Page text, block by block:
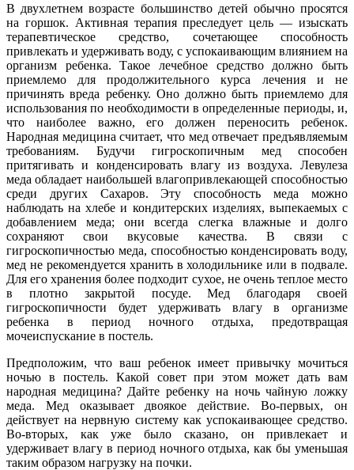
В двухлетнем возрасте большинство детей обычно просятся
на горшок. Активная терапия преследует цель — изыскать
терапевтическое средство, сочетающее способность
привлекать и удерживать воду, с успокаивающим влиянием на
организм ребенка. Такое лечебное средство должно быть
приемлемо для продолжительного курса лечения и не
причинять вреда ребенку. Оно должно быть приемлемо для
использования по необходимости в определенные периоды, и,
что наиболее важно, его должен переносить ребенок.
Hародная медицина считает, что мед отвечает предъявляемым
требованиям. Будучи гигроскопичным мед способен
притягивать и конденсировать влагу из воздуха. Левулеза
меда обладает наибольшей влагопривлекающей способностью
среди других Сахаров. Эту способность меда можно
наблюдать на хлебе и кондитерских изделиях, выпекаемых с
добавлением меда; они всегда слегка влажные и долго
сохраняют свои вкусовые качества. В связи с
гигроскопичностью меда, способностью конденсировать воду,
мед не рекомендуется хранить в холодильнике или в подвале.
Для его хранения более подходит сухое, не очень теплое место
в плотно закрытой посуде. Мед благодаря своей
гигроскопичности будет удерживать влагу в организме
ребенка в период ночного отдыха, предотвращая
мочеиспускание в постель.
Предположим, что ваш ребенок имеет привычку мочиться
ночью в постель. Какой совет при этом может дать вам
народная медицина? Дайте ребенку на ночь чайную ложку
меда. Мед оказывает двоякое действие. Во-первых, он
действует на нервную систему как успокаивающее средство.
Во-вторых, как уже было сказано, он привлекает и
удерживает влагу в период ночного отдыха, как бы уменьшая
таким образом нагрузку на почки.